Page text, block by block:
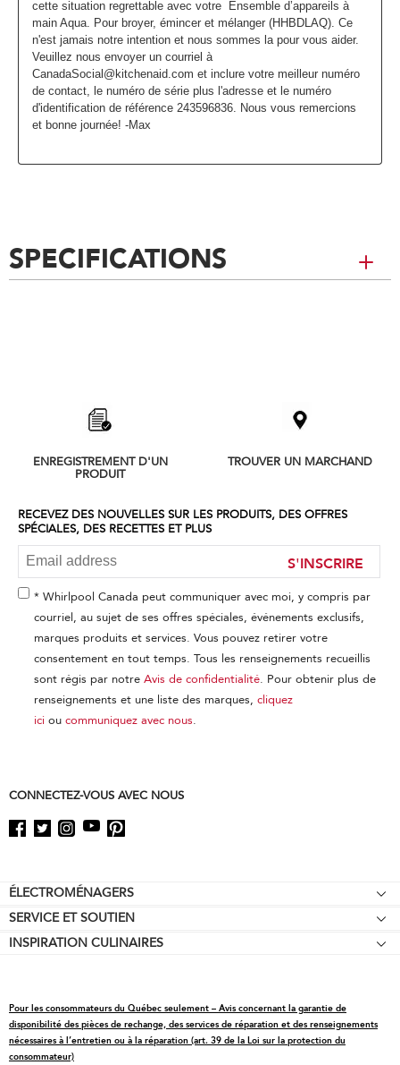
SPECIFICATIONS
the
end
page
ENREGISTREMENT D'UN
PRODUIT
TROUVER UN MARCHAND
RECEVEZ DES NOUVELLES SUR LES PRODUITS, DES OFFRES
SPÉCIALES, DES RECETTES ET PLUS
S'INSCRIRE
* Whirlpool Canada peut communiquer avec moi, y compris par
courriel, au sujet de ses offres spéciales, événements exclusifs,
marques produits et services. Vous pouvez retirer votre
consentement en tout temps. Tous les renseignements recueillis
sont régis par notre Avis de confidentialité. Pour obtenir plus de
renseignements et une liste des marques, cliquez
ici ou communiquez avec nous.
CONNECTEZ-VOUS AVEC NOUS
Footer
ÉLECTROMÉNAGERS
Tables de cuisson
Fours encastrés
Fours à micro-ondes
Lave-vaisselle
SERVICE ET SOUTIEN
Garantie d'égalisation des prix
Pièces de rechange
Programmes d’entretien
INSPIRATION CULINAIRES
Contactez-nous
À propos de KitchenAid
Pour les consommateurs du Québec seulement – Avis concernant la garantie de
disponibilité des pièces de rechange, des services de réparation et des renseignements
nécessaires à l’entretien ou à la réparation (art. 39 de la Loi sur la protection du
consommateur)